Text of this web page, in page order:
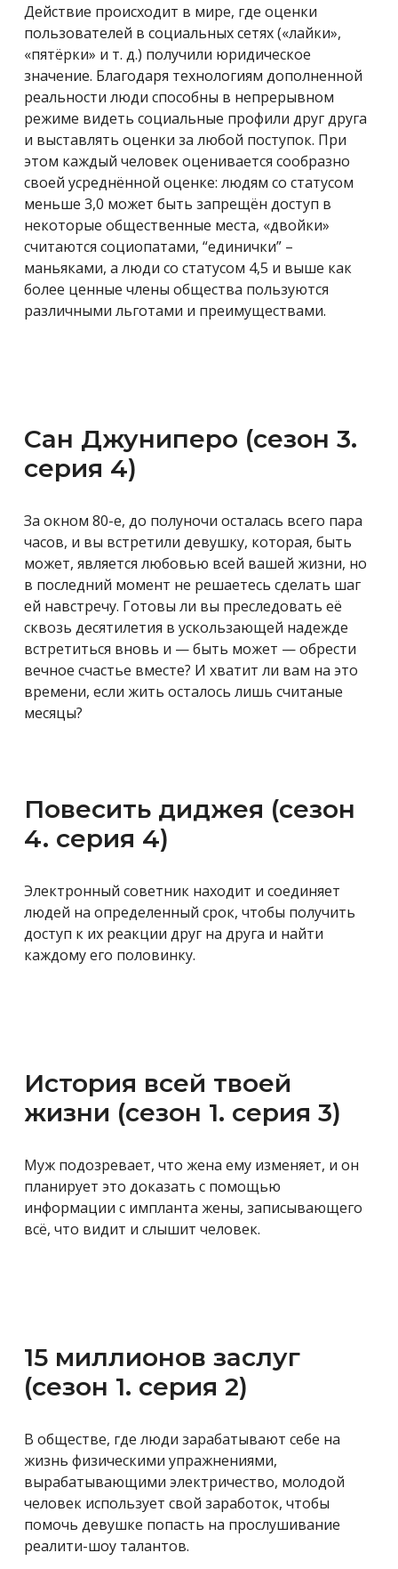
Действие происходит в мире, где оценки
пользователей в социальных сетях («лайки»,
«пятёрки» и т. д.) получили юридическое
значение. Благодаря технологиям дополненной
реальности люди способны в непрерывном
режиме видеть социальные профили друг друга
и выставлять оценки за любой поступок. При
этом каждый человек оценивается сообразно
своей усреднённой оценке: людям со статусом
меньше 3,0 может быть запрещён доступ в
некоторые общественные места, «двойки»
считаются социопатами, “единички” –
маньяками, а люди со статусом 4,5 и выше как
более ценные члены общества пользуются
различными льготами и преимуществами.
Сан Джуниперо (сезон 3.
серия 4)
За окном 80-е, до полуночи осталась всего пара
часов, и вы встретили девушку, которая, быть
может, является любовью всей вашей жизни, но
в последний момент не решаетесь сделать шаг
ей навстречу. Готовы ли вы преследовать её
сквозь десятилетия в ускользающей надежде
встретиться вновь и — быть может — обрести
вечное счастье вместе? И хватит ли вам на это
времени, если жить осталось лишь считаные
месяцы?
Повесить диджея (сезон
4. серия 4)
Электронный советник находит и соединяет
людей на определенный срок, чтобы получить
доступ к их реакции друг на друга и найти
каждому его половинку.
История всей твоей
жизни (сезон 1. серия 3)
Муж подозревает, что жена ему изменяет, и он
планирует это доказать с помощью
информации с импланта жены, записывающего
всё, что видит и слышит человек.
15 миллионов заслуг
(сезон 1. серия 2)
В обществе, где люди зарабатывают себе на
жизнь физическими упражнениями,
вырабатывающими электричество, молодой
человек использует свой заработок, чтобы
помочь девушке попасть на прослушивание
реалити-шоу талантов.